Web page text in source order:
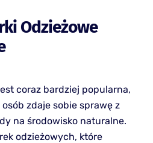
Odzieżowe
coraz bardziej popularna,
zdaje sobie sprawę z
na środowisko naturalne.
odzieżowych, które